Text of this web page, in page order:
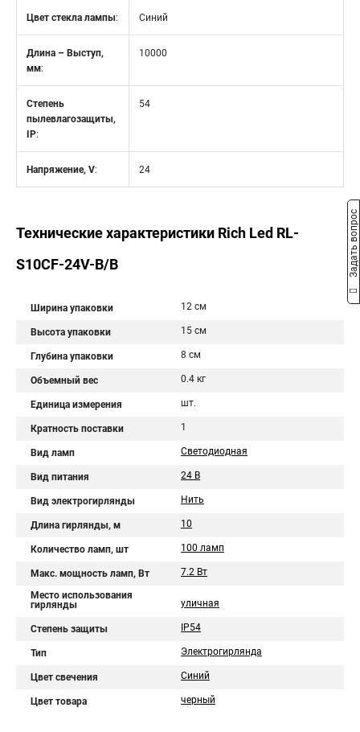
Цвет стекла лампы: Синий
Длина – Выступ,
мм:
10000
Степень
пылевлагозащиты,
IP:
54
Напряжение, V: 24
Технические характеристики Rich Led RL-
S10CF-24V-B/B
Ширина упаковки 12 см
Высота упаковки 15 см
Глубина упаковки 8 см
Объемный вес 0.4 кг
Единица измерения шт.
Кратность поставки 1
Вид ламп Светодиодная
Вид питания 24 В
Вид электрогирлянды Нить
Длина гирлянды, м 10
Количество ламп, шт 100 ламп
Макс. мощность ламп, Вт 7.2 Вт
Место использования
гирлянды
уличная
Степень защиты IP54
Тип Электрогирлянда
Цвет свечения Синий
Цвет товара черный
Задать вопрос